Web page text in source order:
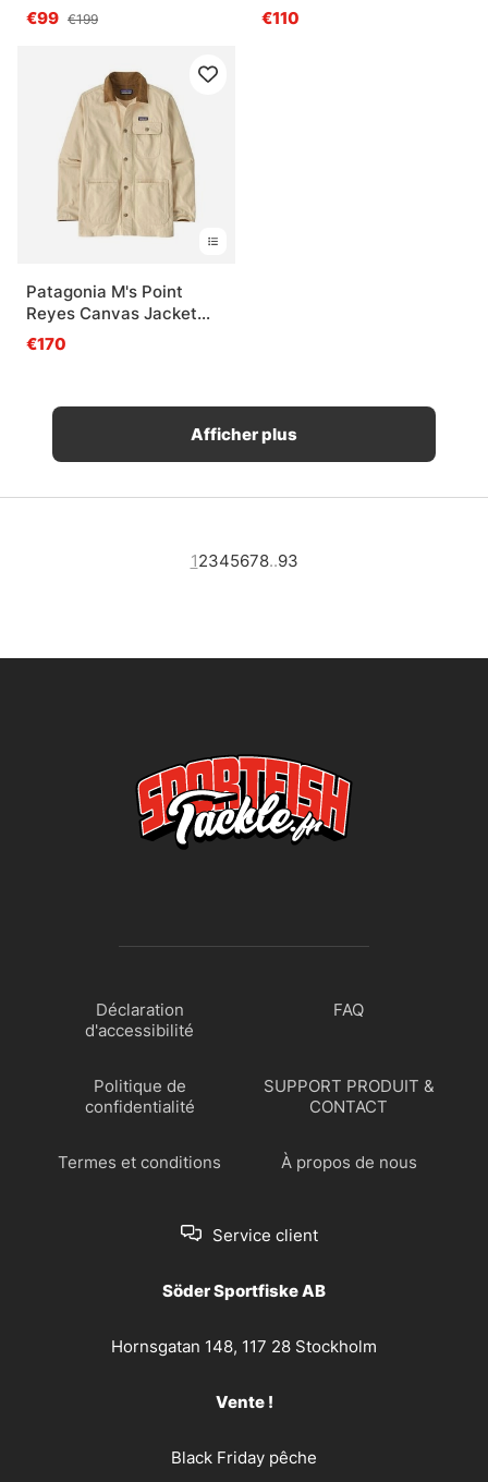
€99 €199
€110
Patagonia M's Point
Reyes Canvas Jacket
Undyed Natural
€170
Afficher plus
12345678..93
Déclaration
d'accessibilité
FAQ
Politique de
confidentialité
SUPPORT PRODUIT &
CONTACT
Termes et conditions À propos de nous
Service client
Söder Sportfiske AB
Hornsgatan 148, 117 28 Stockholm
Vente !
Black Friday pêche